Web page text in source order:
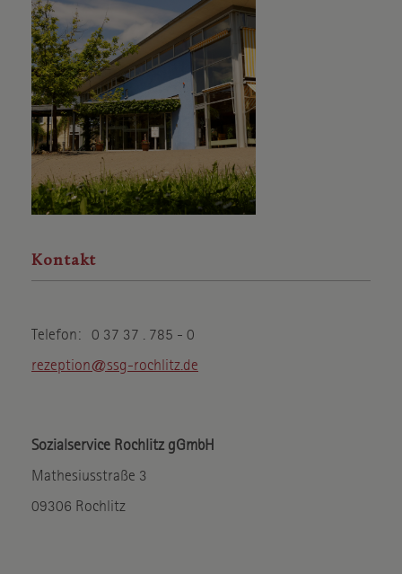
Kontakt
Telefon: 0 37 37 . 785 - 0
rezeption@ssg-rochlitz.de
Sozialservice Rochlitz gGmbH
Mathesiusstraße 3
09306 Rochlitz